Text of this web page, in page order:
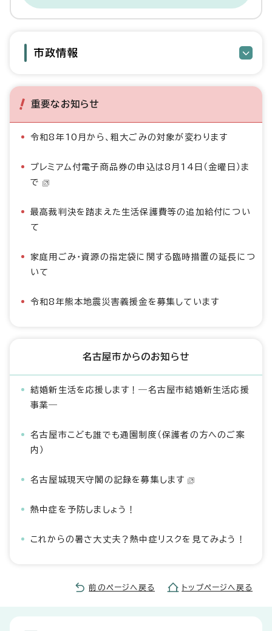
市政情報
重要なお知らせ
令和8年10月から、粗大ごみの対象が変わります
プレミアム付電子商品券の申込は8月14日（金曜日）ま
で
最高裁判決を踏まえた生活保護費等の追加給付につい
て
家庭用ごみ・資源の指定袋に関する臨時措置の延長につ
いて
令和8年熊本地震災害義援金を募集しています
名古屋市からのお知らせ
結婚新生活を応援します！―名古屋市結婚新生活応援
事業―
名古屋市こども誰でも通園制度（保護者の方へのご案
内）
名古屋城現天守閣の記録を募集します
熱中症を予防しましょう！
これからの暑さ大丈夫？熱中症リスクを見てみよう！
前のページへ戻る トップページへ戻る